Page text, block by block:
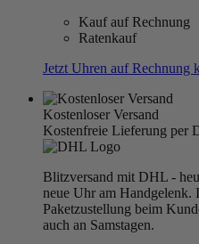
Kauf auf Rechnung
Ratenkauf
Jetzt Uhren auf Rechnung
Kostenloser Versand
Kostenfreie Lieferung per
Blitzversand mit DHL -
neue Uhr am Handgelenk.
Paketzustellung beim
auch an Samstagen.